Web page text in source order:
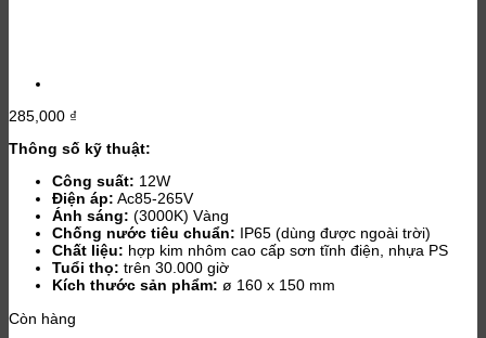
285,000 ₫
Thông số kỹ thuật:
Công suất: 12W
Điện áp: Ac85-265V
Ánh sáng: (3000K) Vàng
Chống nước tiêu chuẩn: IP65 (dùng được ngoài trời)
Chất liệu: hợp kim nhôm cao cấp sơn tĩnh điện, nhựa PS
Tuổi thọ: trên 30.000 giờ
Kích thước sản phẩm: ø 160 x 150 mm
Còn hàng